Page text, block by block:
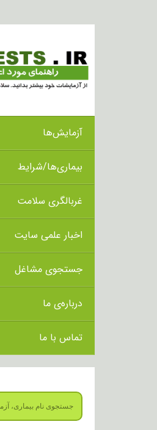
آزمایش‌ها
بیماری‌ها/شرایط
غربالگری سلامت
اخبار علمی سایت
جستجوی مشاغل
درباره‌ی ما
تماس با ما